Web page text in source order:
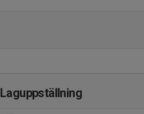
Laguppställning